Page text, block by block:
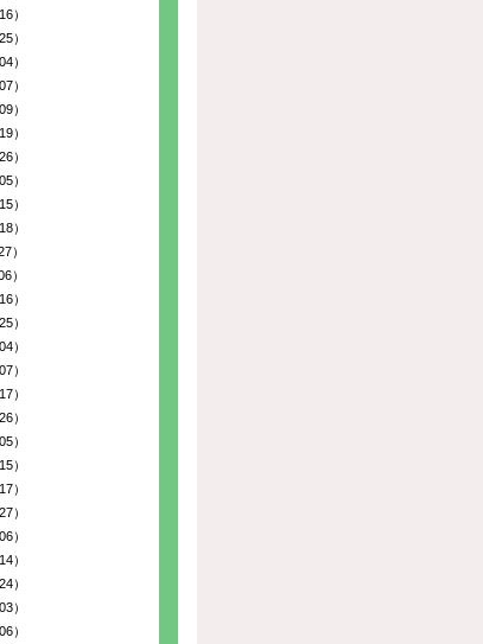
）
）
）
）
）
）
）
）
）
）
）
）
）
）
）
）
）
）
）
）
）
）
）
）
）
）
）